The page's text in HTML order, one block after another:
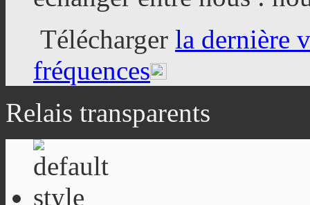
Télécharger la dernière
fréquences
Relais transparents